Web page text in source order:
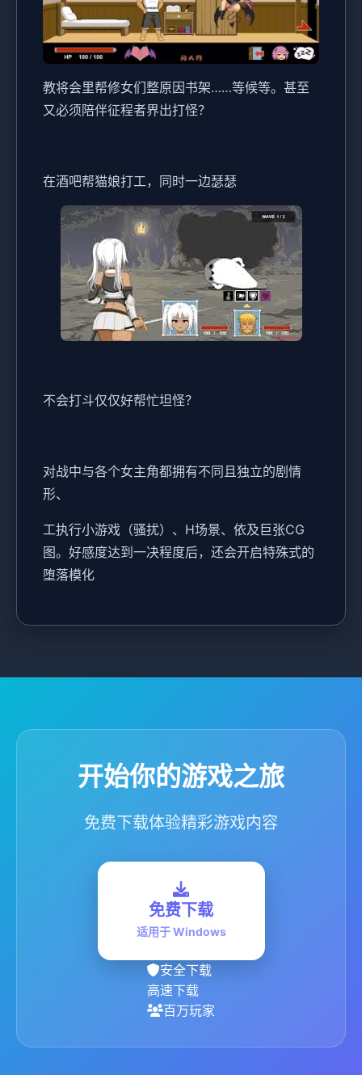
教将会里帮修女们整原因书架……等候等。甚至
又必须陪伴征程者界出打怪？
在酒吧帮猫娘打工，同时一边瑟瑟
不会打斗仅仅好帮忙坦怪？
对战中与各个女主角都拥有不同且独立的剧情
形、
工执行小游戏（骚扰）、H场景、依及巨张CG
图。好感度达到一决程度后，还会开启特殊式的
堕落模化
开始你的游戏之旅
免费下载体验精彩游戏内容
免费下载
适用于 Windows
安全下载
高速下载
百万玩家